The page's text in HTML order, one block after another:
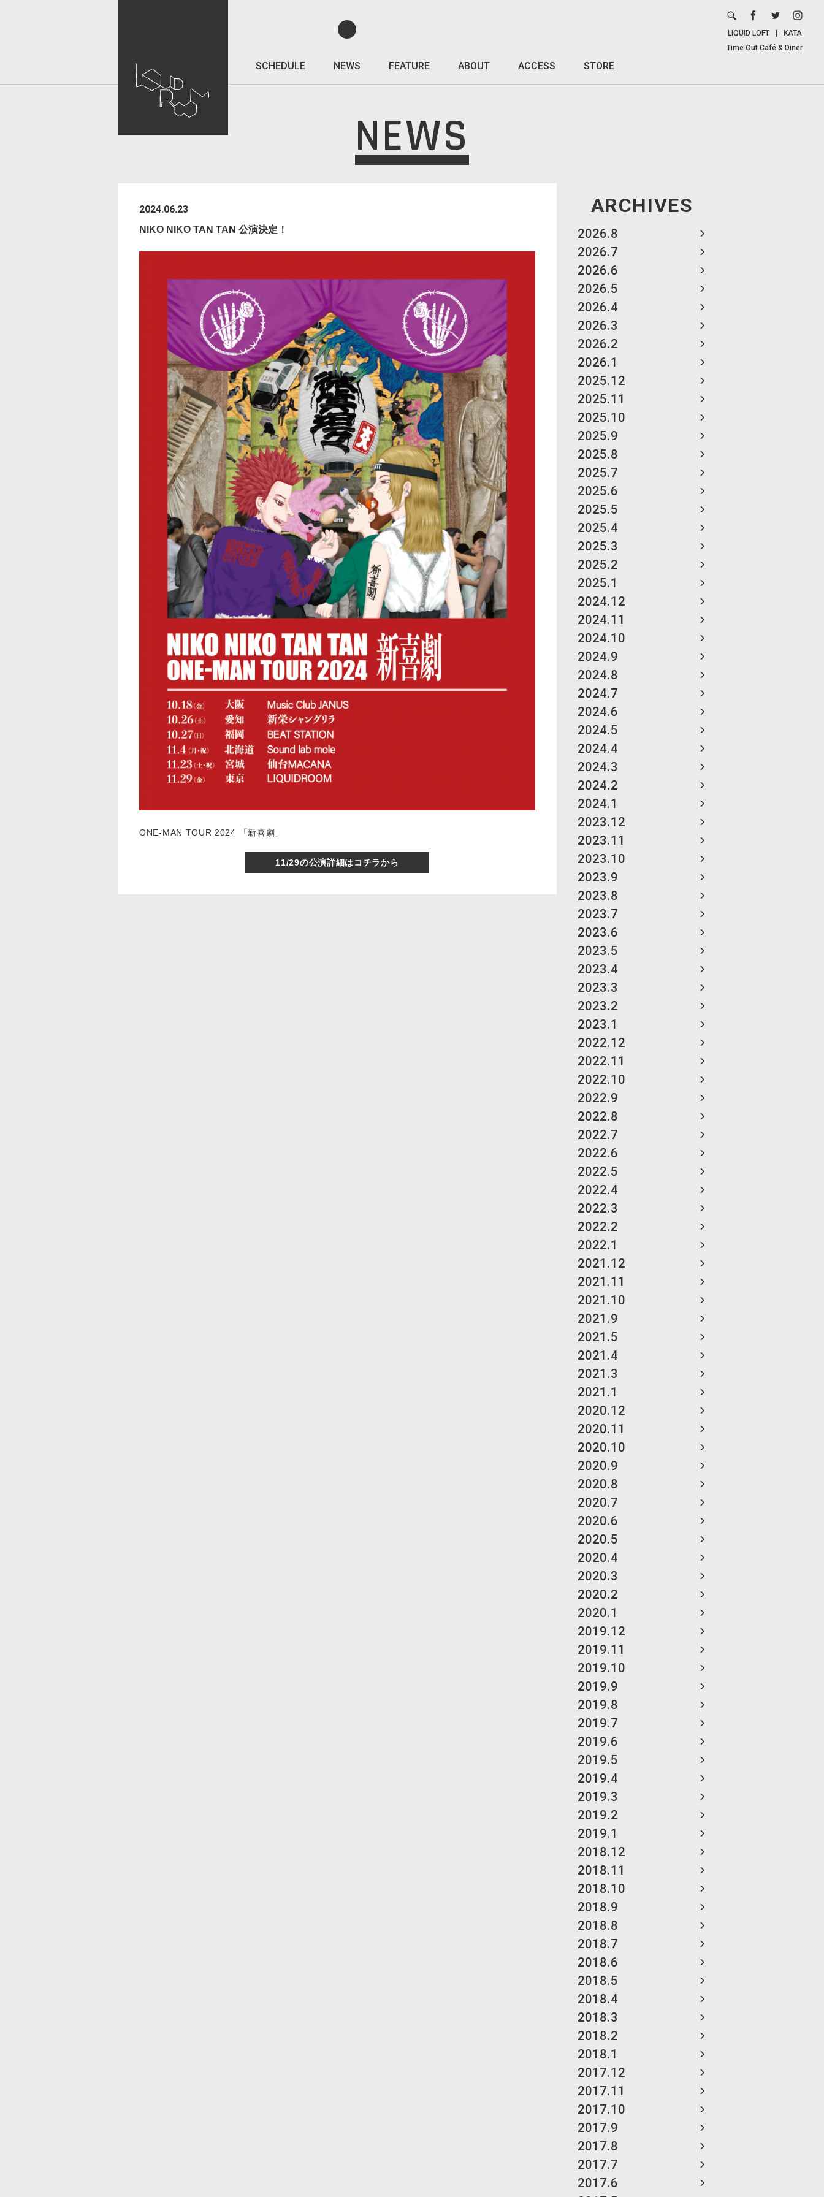
SCHEDULE NEWS FEATURE ABOUT ACCESS STORE
LIQUID LOFT
KATA
Time Out Café & Diner
NEWS
ARCHIVES
2026.8
2026.7
2026.6
2026.5
2026.4
2026.3
2026.2
2026.1
2025.12
2025.11
2025.10
2025.9
2025.8
2025.7
2025.6
2025.5
2025.4
2025.3
2025.2
2025.1
2024.12
2024.11
2024.10
2024.9
2024.8
2024.7
2024.6
2024.5
2024.4
2024.3
2024.2
2024.1
2023.12
2023.11
2023.10
2023.9
2023.8
2023.7
2023.6
2023.5
2023.4
2023.3
2023.2
2023.1
2022.12
2022.11
2022.10
2022.9
2022.8
2022.7
2022.6
2022.5
2022.4
2022.3
2022.2
2022.1
2021.12
2021.11
2021.10
2021.9
2021.5
2021.4
2021.3
2021.1
2020.12
2020.11
2020.10
2020.9
2020.8
2020.7
2020.6
2020.5
2020.4
2020.3
2020.2
2020.1
2019.12
2019.11
2019.10
2019.9
2019.8
2019.7
2019.6
2019.5
2019.4
2019.3
2019.2
2019.1
2018.12
2018.11
2018.10
2018.9
2018.8
2018.7
2018.6
2018.5
2018.4
2018.3
2018.2
2018.1
2017.12
2017.11
2017.10
2017.9
2017.8
2017.7
2017.6
2024.06.23
NIKO NIKO TAN TAN 公演決定！
ONE-MAN TOUR 2024 「新喜劇」
11/29の公演詳細はコチラから